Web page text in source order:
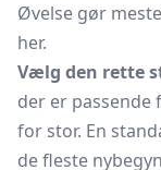
Øvelse gør
her.
Vælg den rette
der er
for stor. En
de fleste